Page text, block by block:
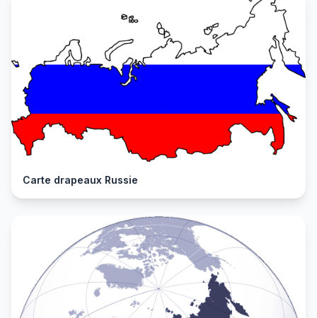
Carte drapeaux Russie